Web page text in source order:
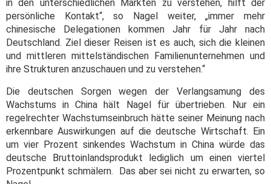
in den unterschiedlichen Märkten zu verstehen, hilft der
persönliche Kontakt“, so Nagel weiter, „immer mehr
chinesische Delegationen kommen Jahr für Jahr nach
Deutschland. Ziel dieser Reisen ist es auch, sich die kleinen
und mittleren mittelständischen Familienunternehmen und
ihre Strukturen anzuschauen und zu verstehen.“
Die deutschen Sorgen wegen der Verlangsamung des
Wachstums in China hält Nagel für übertrieben. Nur ein
regelrechter Wachstumseinbruch hätte seiner Meinung nach
erkennbare Auswirkungen auf die deutsche Wirtschaft. Ein
um vier Prozent sinkendes Wachstum in China würde das
deutsche Bruttoinlandsprodukt lediglich um einen viertel
Prozentpunkt schmälern. Das aber sei nicht zu erwarten, so